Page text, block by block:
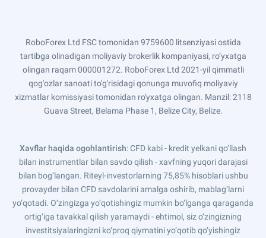
RoboForex Ltd FSC tomonidan 9759600 litsenziyasi ostida
tartibga olinadigan moliyaviy brokerlik kompaniyasi, ro‘yxatga
olingan raqam 000001272. RoboForex Ltd 2021-yil qimmatli
qog'ozlar sanoati to'g'risidagi qonunga muvofiq moliyaviy
xizmatlar komissiyasi tomonidan ro'yxatga olingan. Manzil: 2118
Guava Street, Belama Phase 1, Belize City, Belize.
Xavflar haqida ogohlantirish: CFD kabi - kredit yelkani qo‘llash
bilan instrumentlar bilan savdo qilish - xavfning yuqori darajasi
bilan bog‘langan. Riteyl-investorlarning 75,85% hisoblari ushbu
provayder bilan CFD savdolarini amalga oshirib, mablag‘larni
yo‘qotadi. O‘zingizga yo‘qotishingiz mumkin bo‘lganga qaraganda
ortig‘iga tavakkal qilish yaramaydi - ehtimol, siz o‘zingizning
investitsiyalaringizni ko‘proq qiymatini yo‘qotib qo‘yishingiz